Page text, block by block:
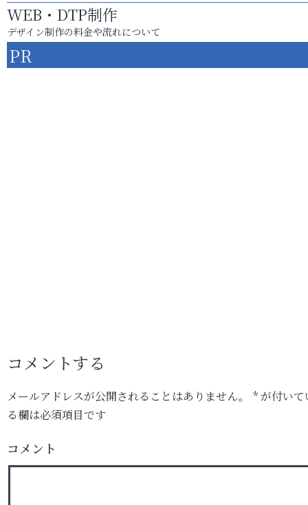
WEB・DTP制作
デザイン制作の料金や流れについて
PR
コメントする
メールアドレスが公開されることはありません。 *が付いて
る欄は必須項目です
コメント